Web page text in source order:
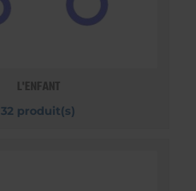
L'ENFANT
32 produit(s)